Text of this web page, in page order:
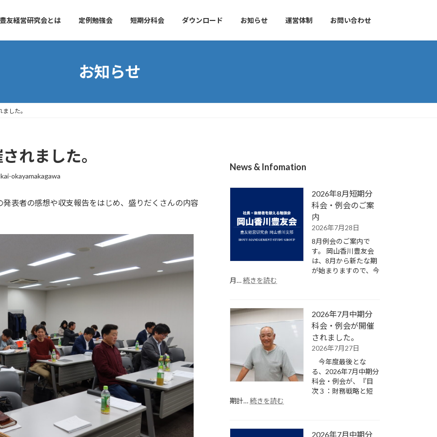
豊友経営研究会とは 定例勉強会 短期分科会 ダウンロード お知らせ 運営体制 お問い合わせ
お知らせ
した。
れました。
okayamakagawa
表者の感想や収支報告をはじめ、盛りだくさんの内容
News & Infomation
2026年8月短期分
科会・例会のご案
内
2026年7月28日
8月例会のご案内で
す。 岡山香川豊友会
は、8月から新たな期
が始まりますので、今
月…続きを読む
2026
月
短
分
科
会・
例
会
ご
2026年7月中期分
科会・例会が開催
されました。
2026年7月27日
今年度最後とな
る、2026年7月中期分
科会・例会が、『目
次３：財務戦略と短
期計…続きを読む
2026
2026年7月中期分